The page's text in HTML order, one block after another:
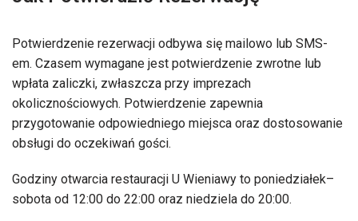
Potwierdzenie rezerwacji odbywa się mailowo lub SMS-
em. Czasem wymagane jest potwierdzenie zwrotne lub
wpłata zaliczki, zwłaszcza przy imprezach
okolicznościowych. Potwierdzenie zapewnia
przygotowanie odpowiedniego miejsca oraz dostosowanie
obsługi do oczekiwań gości.
Godziny otwarcia restauracji U Wieniawy to poniedziałek–
sobota od 12:00 do 22:00 oraz niedziela do 20:00.